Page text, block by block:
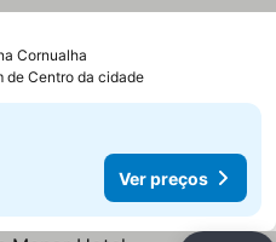
Cornualha
de Centro da cidade
Ver preços